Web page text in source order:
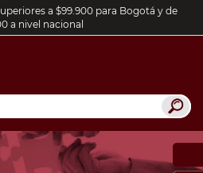
a $99.900 para Bogotá y de
a nivel nacional